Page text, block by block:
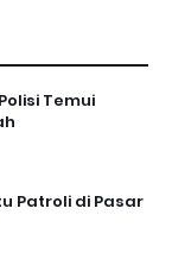
Temui
Patroli di Pasar